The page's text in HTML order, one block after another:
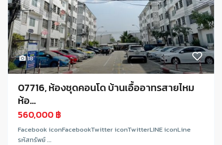
18
07716, ห้องชุดคอนโด บ้านเอื้ออาทรสายไหม
ห้อ...
560,000 ฿
Facebook iconFacebookTwitter iconTwitterLINE iconLine
รหัสทรัพย์ ...